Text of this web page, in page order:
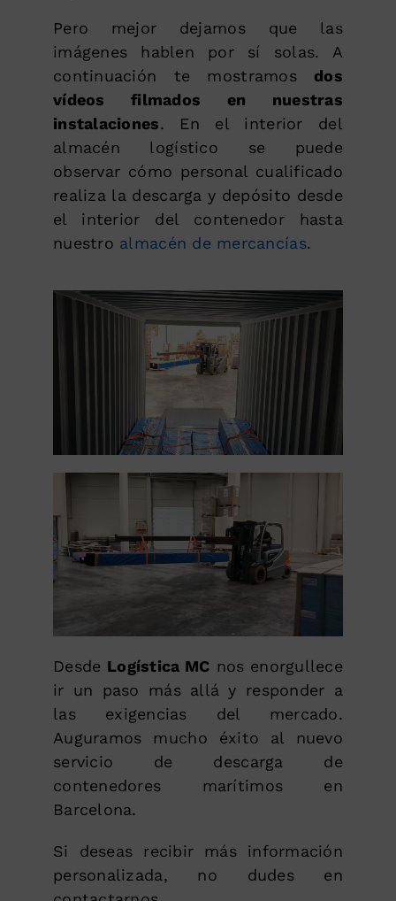
Pero mejor dejamos que las
imágenes hablen por sí solas. A
continuación te mostramos dos
vídeos filmados en nuestras
instalaciones. En el interior del
almacén logístico se puede
observar cómo personal cualificado
realiza la descarga y depósito desde
el interior del contenedor hasta
nuestro almacén de mercancías.
Desde Logística MC nos enorgullece
ir un paso más allá y responder a
las exigencias del mercado.
Auguramos mucho éxito al nuevo
servicio de descarga de
contenedores marítimos en
Barcelona.
Si deseas recibir más información
personalizada, no dudes en